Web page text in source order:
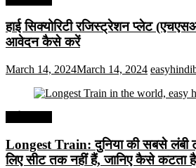
हाई सिक्योरिटी रजिस्ट्रेशन प्लेट
आवेदन कैसे करें
March 14, 2024March 14, 2024
Longest Train: दुनिया की सबसे लंबी
लिए सीट तक ​​नहीं हैं, जानिए कैसे कटता